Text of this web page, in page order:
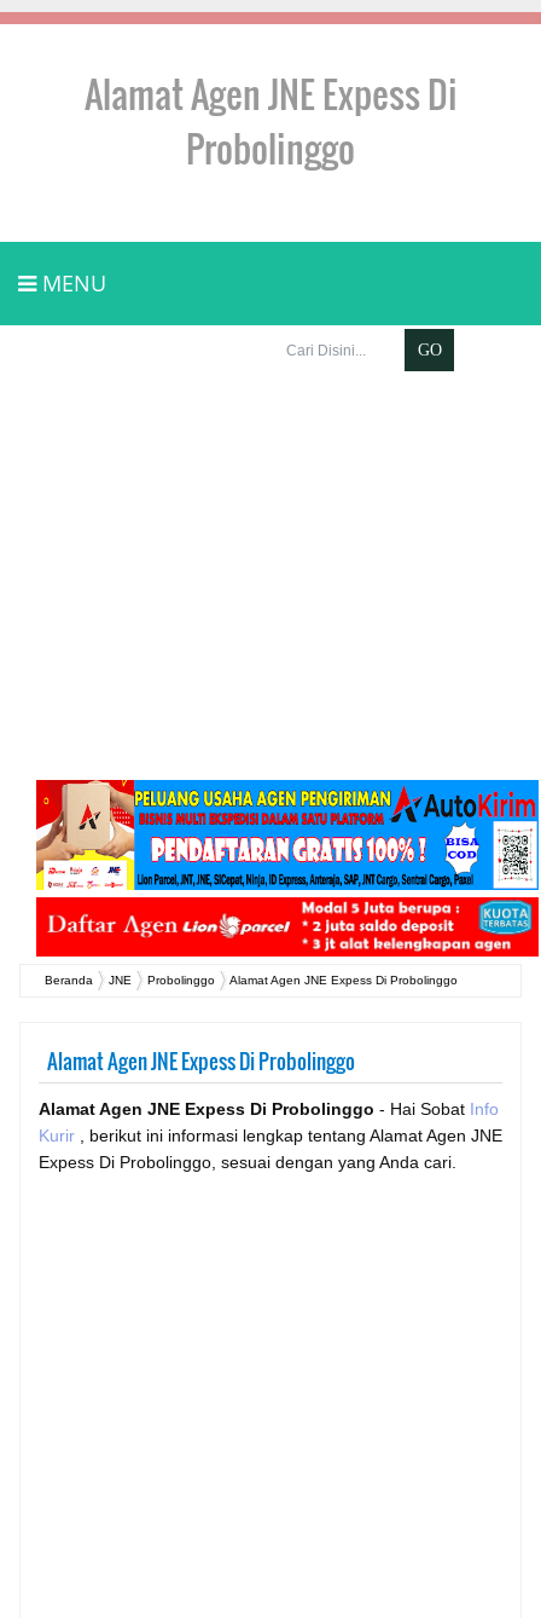
Alamat Agen JNE Expess Di
Probolinggo
MENU
Beranda JNE Probolinggo Alamat Agen JNE Expess Di Probolinggo
Alamat Agen JNE Expess Di Probolinggo
Alamat Agen JNE Expess Di Probolinggo - Hai Sobat Info
Kurir
, berikut ini informasi lengkap tentang Alamat Agen JNE
Expess Di Probolinggo, sesuai dengan yang Anda cari.